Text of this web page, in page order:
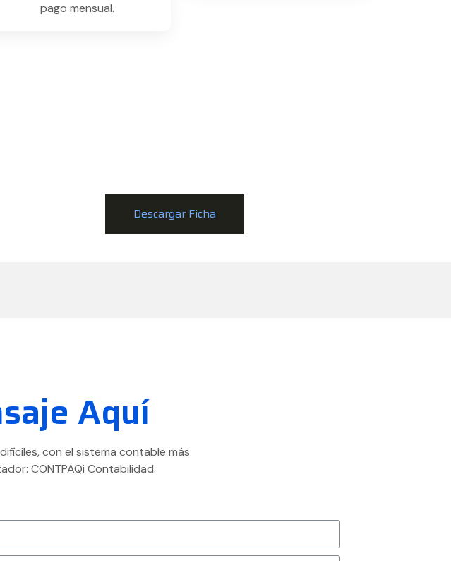
pago mensual.
Descargar Ficha
Aquí
con el sistema contable más
CONTPAQi Contabilidad.